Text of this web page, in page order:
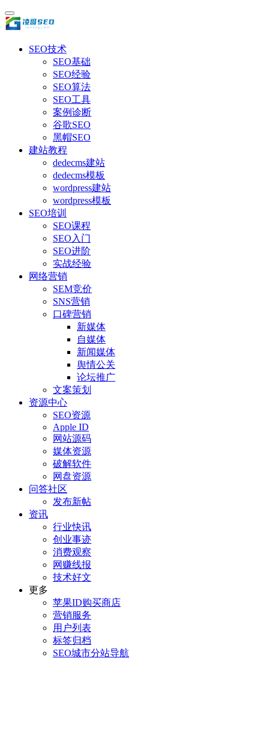
SEO技术
SEO基础
SEO经验
SEO算法
SEO工具
案例诊断
谷歌SEO
黑帽SEO
建站教程
dedecms建站
dedecms模板
wordpress建站
wordpress模板
SEO培训
SEO课程
SEO入门
SEO进阶
实战经验
网络营销
SEM竞价
SNS营销
口碑营销
新媒体
自媒体
新闻媒体
舆情公关
论坛推广
文案策划
资源中心
SEO资源
Apple ID
网站源码
媒体资源
破解软件
网盘资源
问答社区
发布新帖
资讯
行业快讯
创业事迹
消费观察
网赚线报
技术好文
更多
苹果ID购买商店
营销服务
用户列表
标签归档
SEO城市分站导航